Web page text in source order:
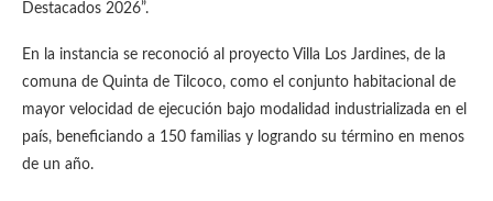
Destacados 2026”.
En la instancia se reconoció al proyecto Villa Los Jardines, de la
comuna de Quinta de Tilcoco, como el conjunto habitacional de
mayor velocidad de ejecución bajo modalidad industrializada en el
país, beneficiando a 150 familias y logrando su término en menos
de un año.